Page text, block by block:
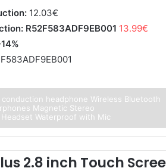
12.03€
R52F583ADF9EB001 13.99€
headphone Wireless Bluetooth
Magnetic Stereo
Waterproof with Mic
2.8 inch Touch